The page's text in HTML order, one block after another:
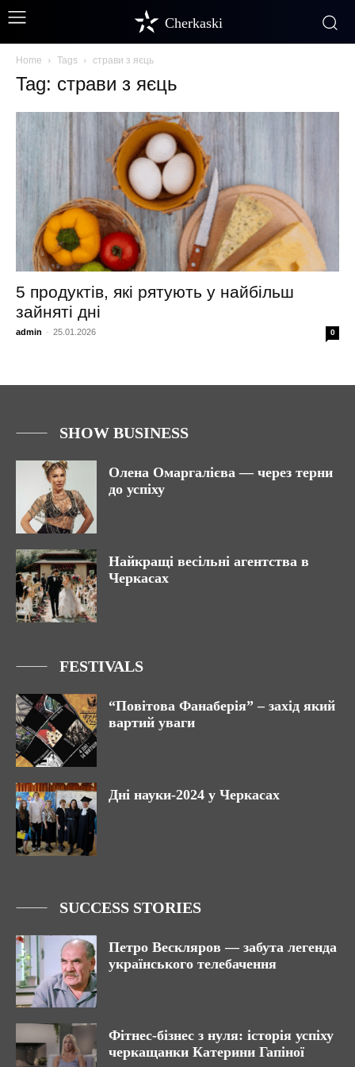
Cherkaski
Home Tags страви з яєць
Tag: страви з яєць
5 продуктів, які рятують у найбільш
зайняті дні
admin - 25.01.2026 0
SHOW BUSINESS
Олена Омаргалієва — через терни
до успіху
Найкращі весільні агентства в
Черкасах
FESTIVALS
“Повітова Фанаберія” – захід який
вартий уваги
Дні науки-2024 у Черкасах
SUCCESS STORIES
Петро Вескляров — забута легенда
українського телебачення
Фітнес-бізнес з нуля: історія успіху
черкащанки Катерини Гапіної